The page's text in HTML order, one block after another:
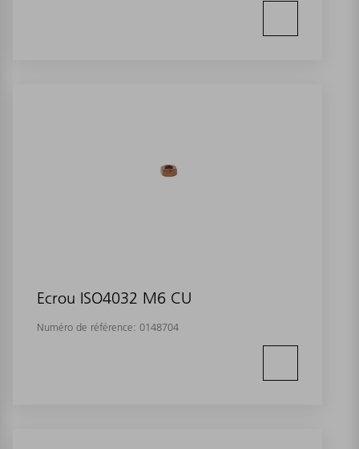
Ecrou ISO4032 M6 CU
Numéro de référence: 0148704